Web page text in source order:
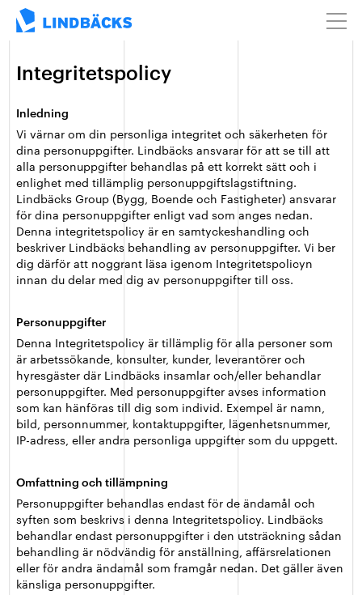
Integritetspolicy
Inledning
Vi värnar om din personliga integritet och säkerheten för
dina personuppgifter. Lindbäcks ansvarar för att se till att
alla personuppgifter behandlas på ett korrekt sätt och i
enlighet med tillämplig personuppgiftslagstiftning.
Lindbäcks Group (Bygg, Boende och Fastigheter) ansvarar
för dina personuppgifter enligt vad som anges nedan.
Denna integritetspolicy är en samtyckeshandling och
beskriver Lindbäcks behandling av personuppgifter. Vi ber
dig därför att noggrant läsa igenom Integritetspolicyn
innan du delar med dig av personuppgifter till oss.
Personuppgifter
Denna Integritetspolicy är tillämplig för alla personer som
är arbetssökande, konsulter, kunder, leverantörer och
hyresgäster där Lindbäcks insamlar och/eller behandlar
personuppgifter. Med personuppgifter avses information
som kan hänföras till dig som individ. Exempel är namn,
bild, personnummer, kontaktuppgifter, lägenhetsnummer,
IP-adress, eller andra personliga uppgifter som du uppgett.
Omfattning och tillämpning
Personuppgifter behandlas endast för de ändamål och
syften som beskrivs i denna Integritetspolicy. Lindbäcks
behandlar endast personuppgifter i den utsträckning sådan
behandling är nödvändig för anställning, affärsrelationen
eller för andra ändamål som framgår nedan. Det gäller även
känsliga personuppgifter.